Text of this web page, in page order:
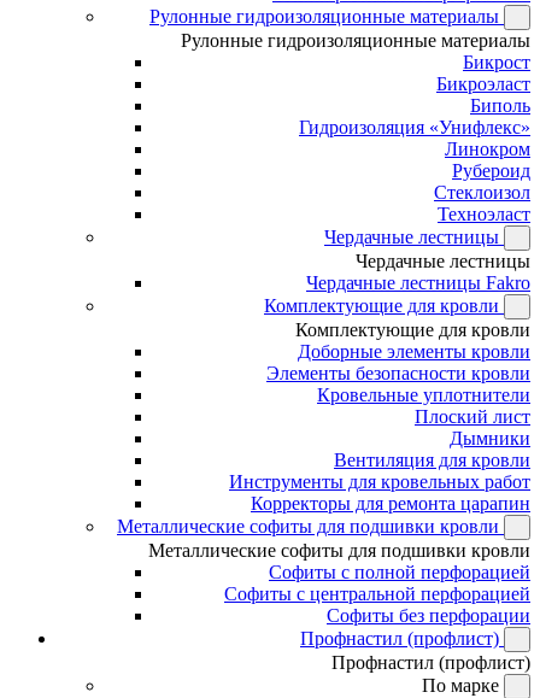
Рулонные гидроизоляционные материалы
Рулонные гидроизоляционные материалы
Бикрост
Бикроэласт
Биполь
Гидроизоляция «Унифлекс»
Линокром
Рубероид
Стеклоизол
Техноэласт
Чердачные лестницы
Чердачные лестницы
Чердачные лестницы Fakro
Комплектующие для кровли
Комплектующие для кровли
Доборные элементы кровли
Элементы безопасности кровли
Кровельные уплотнители
Плоский лист
Дымники
Вентиляция для кровли
Инструменты для кровельных работ
Корректоры для ремонта царапин
Металлические софиты для подшивки кровли
Металлические софиты для подшивки кровли
Софиты с полной перфорацией
Софиты с центральной перфорацией
Софиты без перфорации
Профнастил (профлист)
Профнастил (профлист)
По марке